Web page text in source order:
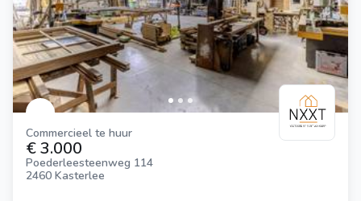
Commercieel te huur
€ 3.000
Poederleesteenweg 114
2460 Kasterlee